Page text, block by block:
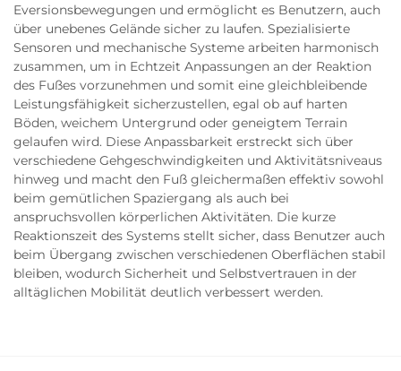
Eversionsbewegungen und ermöglicht es Benutzern, auch
über unebenes Gelände sicher zu laufen. Spezialisierte
Sensoren und mechanische Systeme arbeiten harmonisch
zusammen, um in Echtzeit Anpassungen an der Reaktion
des Fußes vorzunehmen und somit eine gleichbleibende
Leistungsfähigkeit sicherzustellen, egal ob auf harten
Böden, weichem Untergrund oder geneigtem Terrain
gelaufen wird. Diese Anpassbarkeit erstreckt sich über
verschiedene Gehgeschwindigkeiten und Aktivitätsniveaus
hinweg und macht den Fuß gleichermaßen effektiv sowohl
beim gemütlichen Spaziergang als auch bei
anspruchsvollen körperlichen Aktivitäten. Die kurze
Reaktionszeit des Systems stellt sicher, dass Benutzer auch
beim Übergang zwischen verschiedenen Oberflächen stabil
bleiben, wodurch Sicherheit und Selbstvertrauen in der
alltäglichen Mobilität deutlich verbessert werden.